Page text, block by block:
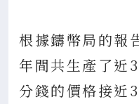
根據鑄幣局的報
年間共生產了近
分錢的價格接近